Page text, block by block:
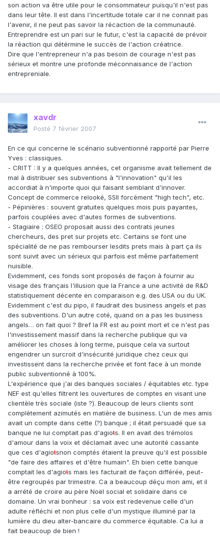
son action va être utile pour le consommateur puisqu'il n'est pas
dans leur tête. Il est dans l'incertitude totale car il ne connait pas
l'avenir, il ne peut pas savoir la récaction de la communauté.
Entreprendre est un pari sur le futur, c'est la capacité de prévoir
la réaction qui détérmine le succès de l'action créatrice.
Dire que l'entrepreneur n'a pas besoin de courage n'est pas
sérieux et montre une profonde méconnaisance de l'action
entrepreniale.
xavdr
Posté 7 février 2007
En ce qui concerne le scénario subventionné rapporté par Pierre
Yves : classiques.
- CRITT : Il y a quelques années, cet organisme avait tellement de
mal à distribuer ses subventions à "l'innovation" qu'il les
accordiat à n'importe quoi qui faisant semblant d'innover.
Concept de commerce relooké, SSII forcément "high tech", etc.
- Pépinières : souvent gratuites quelques mois puis payantes,
parfois couplées avec d'autes formes de subventions.
- Stagiaire : OSEO proposait aussi des contrats jeunes
chercheurs, des pret sur projets etc. Certains se font une
spécialité de ne pas rembourser lesdits prets mais à part ça ils
sont suivit avec un sérieux qui parfois est même parfaitement
nuisible.
Evidemment, ces fonds sont proposés de façon à fournir au
visage des français l'illusion que la France a une activité de R&D
statistiquement décente en comparaison e.g. des USA ou du UK.
Evidemment c'est du pipo, il faudrait des business angels et pas
des subventions. D'un autre coté, quand on a pas les business
angels… on fait quoi ? Bref la FR est au point mort et ce n'est pas
l'investissement massif dans la recherche publique qui va
améliorer les choses à long terme, puisque cela va surtout
engendrer un surcroit d'insécurité juridique chez ceux qui
investissent dans la recherche privée et font face à un monde
public subventionné à 100%.
L'expérience que j'ai des banques sociales / équitables etc. type
NEF est qu'elles filtrent les ouvertures de comptes en visant une
clientèle très sociale (iste ?). Beaucoup de leurs clients sont
complètement azimutés en matière de business. L'un de mes amis
avait un compte dans cette (?) banque ; il était persuadé que sa
banque ne lui comptait pas d'agiots. Il en avait des trémolos
d'amour dans la voix et déclamait avec une autorité cassante
que ces d'agiotsnon comptés étaient la preuve qu'il est possible
"de faire des affaires et d'être humain". Eh bien cette banque
comptait les d'agiots mais les facturait de façon différée, peut-
être regroupés par trimestre. Ca a beaucoup déçu mon ami, et il
a arrété de croire au père Noël social et solidaire dans ce
domaine. Un vrai bonheur : sa voix est redevenue celle d'un
adulte réfléchi et non plus celle d'un mystique illuminé par la
lumière du dieu alter-bancaire du commerce équitable. Ca lui a
fait beaucoup de bien !